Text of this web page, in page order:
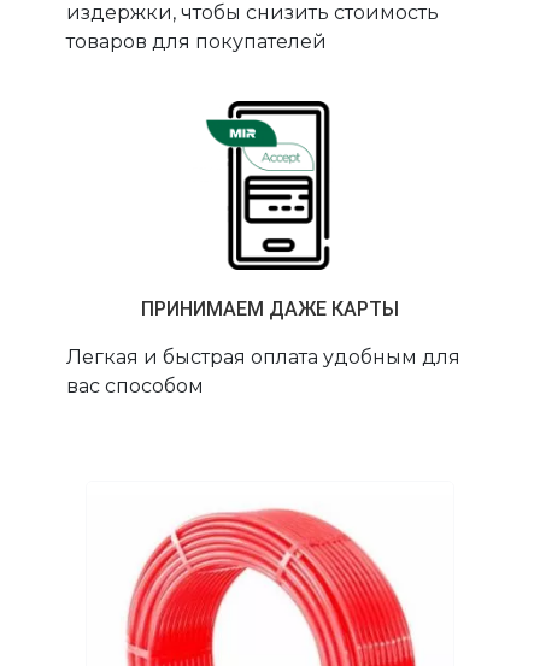
издержки, чтобы снизить стоимость
товаров для покупателей
ПРИНИМАЕМ ДАЖЕ КАРТЫ
Легкая и быстрая оплата удобным для
вас способом